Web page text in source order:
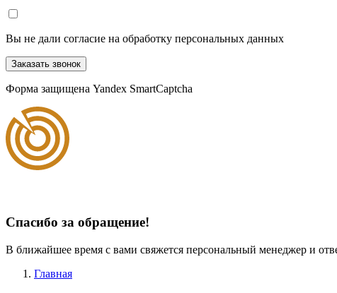
Вы не дали согласие на обработку персональных данных
Заказать звонок
Форма защищена Yandex SmartCaptcha
Спасибо за обращение!
В ближайшее время с вами свяжется персональный менеджер и
Главная